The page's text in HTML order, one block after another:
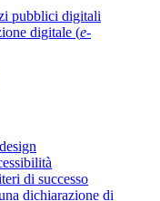
pubblici digitali
digitale (e-
di successo
dichiarazione di